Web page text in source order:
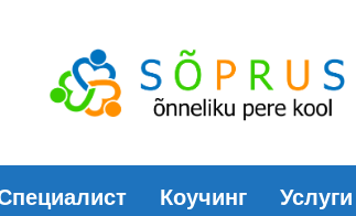
Коучинг Услуги